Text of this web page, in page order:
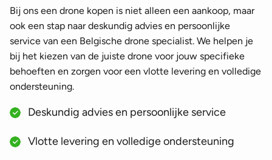
Bij ons een drone kopen is niet alleen een aankoop, maar
ook een stap naar deskundig advies en persoonlijke
service van een Belgische drone specialist. We helpen je
bij het kiezen van de juiste drone voor jouw specifieke
behoeften en zorgen voor een vlotte levering en volledige
ondersteuning.
Deskundig advies en persoonlijke service
Vlotte levering en volledige ondersteuning